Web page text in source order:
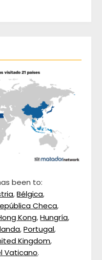
been to:
,Bélgica,
Checa,
Kong,Hungría,
,Portugal,
Kingdom,
Vaticano.